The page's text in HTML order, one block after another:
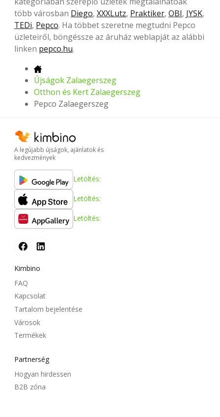
több városban Diego, XXXLutz, Praktiker, OBI, JYSK,
TEDi, Pepco. Ha többet szeretne megtudni Pepco
üzleteiről, böngéssze az áruház weblapját az alábbi
linken pepco.hu.
Újságok Zalaegerszeg
Otthon és Kert Zalaegerszeg
Pepco Zalaegerszeg
A legújabb újságok, ajánlatok és
kedvezmények
Letöltés:
Letöltés:
Letöltés:
Kimbino
FAQ
Kapcsolat
Tartalom bejelentése
Városok
Termékek
Partnerség
Hogyan hirdessen
B2B zóna